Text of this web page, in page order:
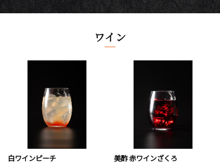
ワイン
白ワインピーチ 美酢 赤ワインざくろ